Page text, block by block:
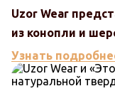
Uzor Wear
из конопли и
Узнать